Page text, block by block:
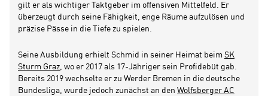
gilt er als wichtiger Taktgeber im offensiven Mittelfeld. Er
überzeugt durch seine Fähigkeit, enge Räume aufzulösen und
präzise Pässe in die Tiefe zu spielen.
Seine Ausbildung erhielt Schmid in seiner Heimat beim SK
Sturm Graz , wo er 2017 als 17-Jähriger sein Profidebüt gab.
Bereits 2019 wechselte er zu Werder Bremen in die deutsche
Bundesliga, wurde jedoch zunächst an den Wolfsberger AC